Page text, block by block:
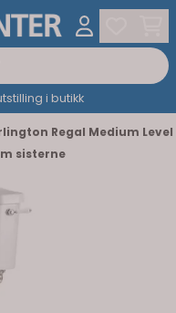
i butikk
Regal Medium Level
sisterne